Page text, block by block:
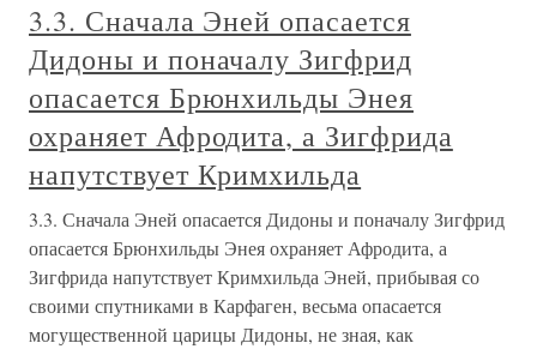
3.3. Сначала Эней опасается
Дидоны и поначалу Зигфрид
опасается Брюнхильды Энея
охраняет Афродита, а Зигфрида
напутствует Кримхильда
3.3. Сначала Эней опасается Дидоны и поначалу Зигфрид
опасается Брюнхильды Энея охраняет Афродита, а
Зигфрида напутствует Кримхильда Эней, прибывая со
своими спутниками в Карфаген, весьма опасается
могущественной царицы Дидоны, не зная, как